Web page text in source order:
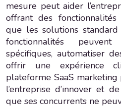
mesure peut aider
offrant des
que les solutions
fonctionnalités
spécifiques, automatiser
offrir une expérience
plateforme SaaS
l’entreprise d’innover et
que ses concurrents ne